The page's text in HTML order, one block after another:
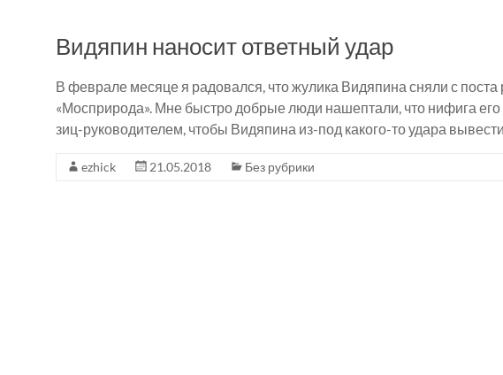
Видяпин наносит ответный удар
В феврале месяце я радовался, что жулика Видяпина сняли с
«Мосприрода». Мне быстро добрые люди нашептали, что нифига
зиц-руководителем, чтобы Видяпина из-под какого-то удара
ezhick 21.05.2018 Без рубрики